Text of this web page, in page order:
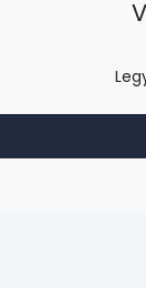
Különleges